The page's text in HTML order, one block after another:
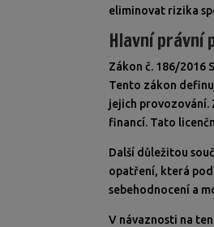
eliminovat rizika
Hlavní právní
Zákon č. 186/2016
Tento zákon
jejich provozování.
financí. Tato
Další důležitou
opatření, která
sebehodnocení a
V návaznosti na